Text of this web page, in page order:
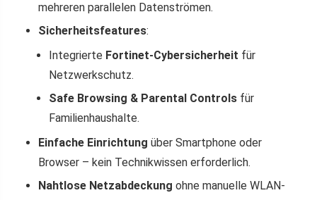
mehreren parallelen Datenströmen.
Sicherheitsfeatures:
Integrierte Fortinet-Cybersicherheit für
Netzwerkschutz.
Safe Browsing & Parental Controls für
Familienhaushalte.
Einfache Einrichtung über Smartphone oder
Browser – kein Technikwissen erforderlich.
Nahtlose Netzabdeckung ohne manuelle WLAN-